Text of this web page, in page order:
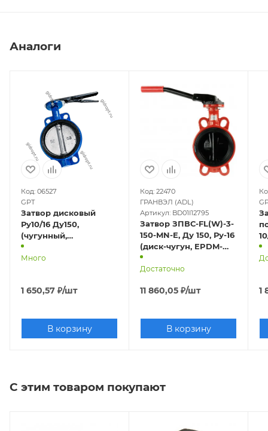
Аналоги
Код: 06527
GPT
Затвор дисковый
Ру10/16 Ду150,
(чугунный,
поворотный)
Много
1 650,57 ₽/шт
В корзину
Код: 22470
ГРАНВЭЛ (ADL)
Артикул: BD01I12795
Затвор ЗПВС-FL(W)-3-
150-MN-E, Ду 150, Ру-16
(диск-чугун, EPDM-
седло, корпус-чугун)
Достаточно
11 860,05 ₽/шт
В корзину
10/16
1
С этим товаром покупают